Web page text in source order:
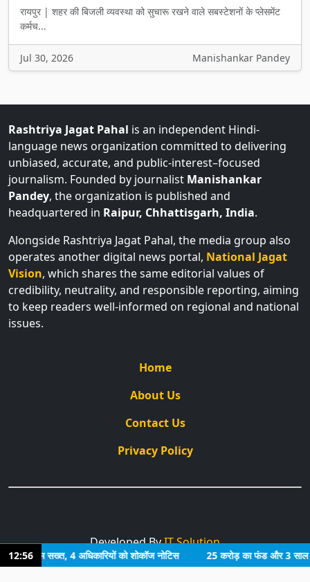
रायपुर | शहर की बिजली व्यवस्था को सुचारू रखने वाले सबस्टेशनों के प्लेसमेंट
कर्मच...
Jul 30, 2026 Manishankar Pandey
Rashtriya Jagat Pahal is an independent Hindi-
language news organization committed to delivering
unbiased, accurate, and public-interest–focused
journalism. Founded by journalist Manishankar
Pandey, the organization is published and
headquartered in Raipur, Chhattisgarh, India.
Alongside Rashtriya Jagat Pahal, the media group also
operates another digital news portal, National Jagat
Vision, which shares the same editorial values of
credibility, neutrality, and responsible reporting, aiming
to keep readers well-informed on regional and national
issues.
Home
About Us
Contact Us
Privacy Policy
12:56सख्त, 4 अधिकारियों को शोकॉज नोटिस 25 करोड़ का फंड और 3 साल का
Developed ByIT Solution